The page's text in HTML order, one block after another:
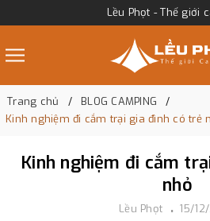
Lều Phọt - Thế giới
Trang chủ
BLOG CAMPING
Kinh nghiệm đi cắm trại gia đình có trẻ
Kinh nghiệm đi cắm
nhỏ
Lều Phọt 15/